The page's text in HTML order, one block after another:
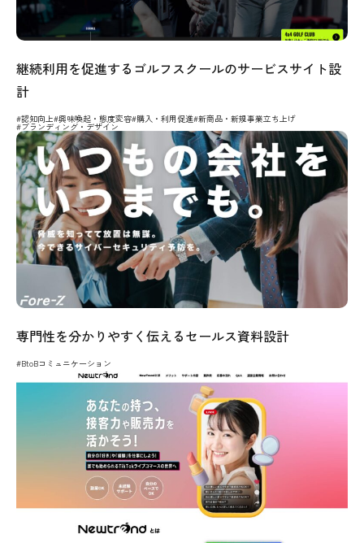
継続利用を促進するゴルフスクールのサービスサイト設
計
#認知向上#興味喚起・態度変容#購入・利用促進#新商品・新規事業立ち上げ
#ブランディング・デザイン
専門性を分かりやすく伝えるセールス資料設計
#BtoBコミュニケーション